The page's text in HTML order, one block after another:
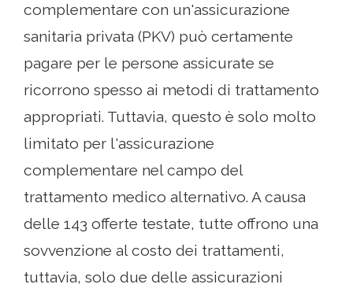
complementare con un'assicurazione
sanitaria privata (PKV) può certamente
pagare per le persone assicurate se
ricorrono spesso ai metodi di trattamento
appropriati. Tuttavia, questo è solo molto
limitato per l'assicurazione
complementare nel campo del
trattamento medico alternativo. A causa
delle 143 offerte testate, tutte offrono una
sovvenzione al costo dei trattamenti,
tuttavia, solo due delle assicurazioni